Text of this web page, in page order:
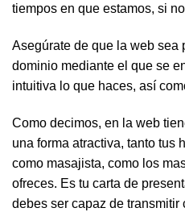
tiempos en que estamos, si
Asegúrate de que la web sea
dominio mediante el que se
intuitiva lo que haces, así
Como decimos, en la web
una forma atractiva, tanto tus
como masajista, como los
ofreces. Es tu carta de
debes ser capaz de